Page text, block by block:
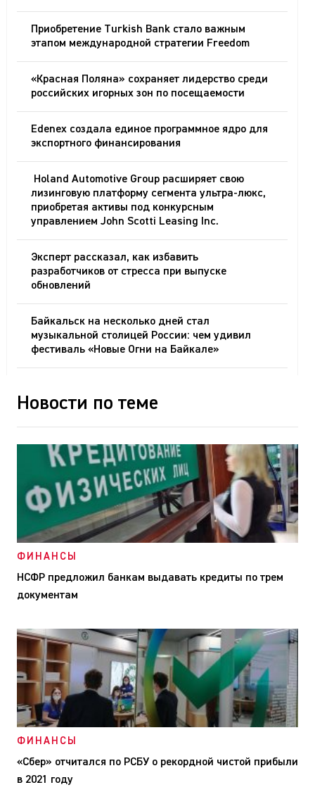
Приобретение Turkish Bank стало важным
этапом международной стратегии Freedom
«Красная Поляна» сохраняет лидерство среди
российских игорных зон по посещаемости
Edenex создала единое программное ядро для
экспортного финансирования
Holand Automotive Group расширяет свою
лизинговую платформу сегмента ультра-люкс,
приобретая активы под конкурсным
управлением John Scotti Leasing Inc.
Эксперт рассказал, как избавить
разработчиков от стресса при выпуске
обновлений
Байкальск на несколько дней стал
музыкальной столицей России: чем удивил
фестиваль «Новые Огни на Байкале»
Новости по теме
ФИНАНСЫ
НСФР предложил банкам выдавать кредиты по трем
документам
ФИНАНСЫ
«Сбер» отчитался по РСБУ о рекордной чистой прибыли
в 2021 году